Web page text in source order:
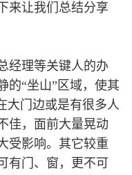
来让我们总结分享
经理等关键人的办
的“坐山”区域，使其
大门边或是有很多人
佳，面前大量晃动
受影响。其它较重
有门、窗，更不可